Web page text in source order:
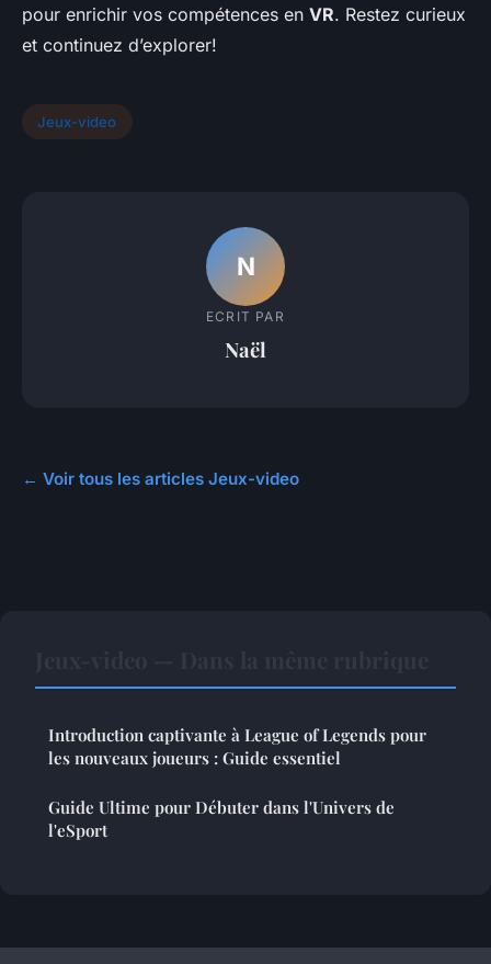
pour enrichir vos compétences en VR. Restez curieux
et continuez d’explorer!
Jeux-video
N
ECRIT PAR
Naël
← Voir tous les articles Jeux-video
Introduction captivante à League of Legends pour
les nouveaux joueurs : Guide essentiel
Guide Ultime pour Débuter dans l'Univers de
l'eSport